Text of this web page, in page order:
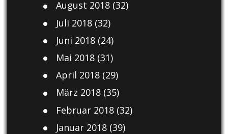
August 2018(32)
Juli 2018(32)
Juni 2018(24)
Mai 2018(31)
April 2018(29)
März 2018(35)
Februar 2018(32)
Januar 2018(39)